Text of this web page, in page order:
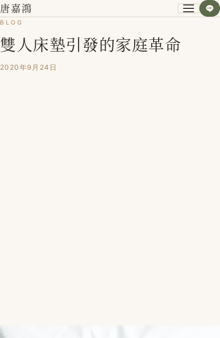
唐嘉鴻
關於我
小資空間改造術
BLOG
雙人床墊引發的家庭革命
2020年9月24日